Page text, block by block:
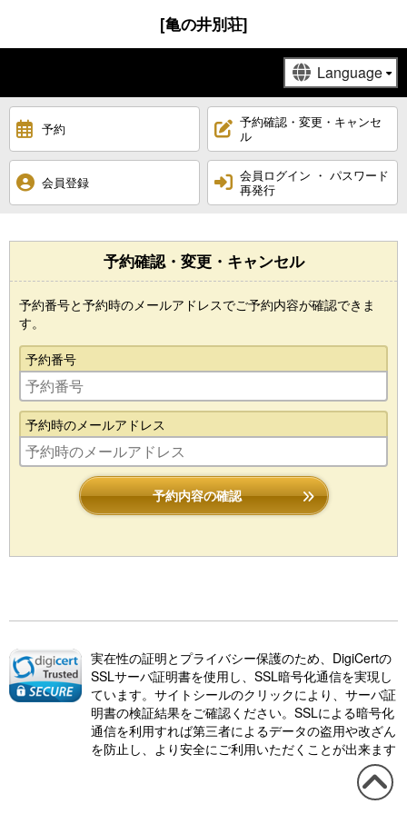
[亀の井別荘]
予約
予約確認・変更・キャンセ
ル
会員登録
会員ログイン ・ パスワード
再発行
予約確認・変更・キャンセル
予約番号と予約時のメールアドレスでご予約内容が確認できま
す。
予約番号
予約時のメールアドレス
予約内容の確認
実在性の証明とプライバシー保護のため、DigiCertの
SSLサーバ証明書を使用し、SSL暗号化通信を実現し
ています。サイトシールのクリックにより、サーバ証
明書の検証結果をご確認ください。SSLによる暗号化
通信を利用すれば第三者によるデータの盗用や改ざん
を防止し、より安全にご利用いただくことが出来ます